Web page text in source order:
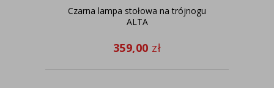
Czarna lampa stołowa na trójnogu
ALTA
359,00 zł